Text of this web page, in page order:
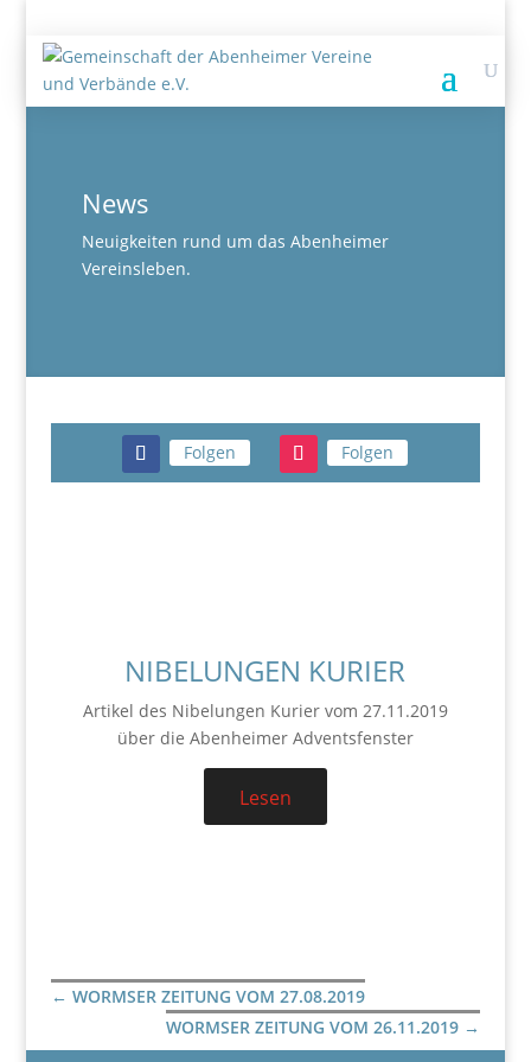
News
Neuigkeiten rund um das Abenheimer
Vereinsleben.
Folgen Folgen
NIBELUNGEN KURIER
Artikel des Nibelungen Kurier vom 27.11.2019
über die Abenheimer Adventsfenster
Lesen
← WORMSER ZEITUNG VOM 27.08.2019
WORMSER ZEITUNG VOM 26.11.2019 →